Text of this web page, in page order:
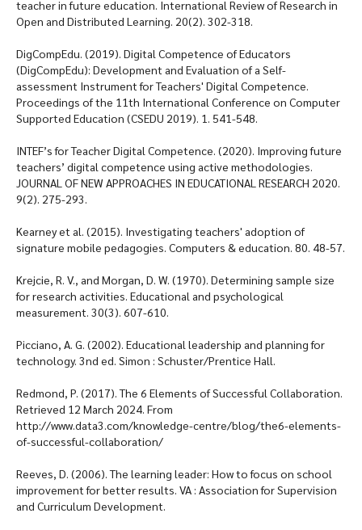
teacher in future education. International Review of Research in
Open and Distributed Learning. 20(2). 302-318.
DigCompEdu. (2019). Digital Competence of Educators
(DigCompEdu): Development and Evaluation of a Self-
assessment Instrument for Teachers' Digital Competence.
Proceedings of the 11th International Conference on Computer
Supported Education (CSEDU 2019). 1. 541-548.
INTEF’s for Teacher Digital Competence. (2020). Improving future
teachers’ digital competence using active methodologies.
JOURNAL OF NEW APPROACHES IN EDUCATIONAL RESEARCH 2020.
9(2). 275-293.
Kearney et al. (2015). Investigating teachers' adoption of
signature mobile pedagogies. Computers & education. 80. 48-57.
Krejcie, R. V., and Morgan, D. W. (1970). Determining sample size
for research activities. Educational and psychological
measurement. 30(3). 607-610.
Picciano, A. G. (2002). Educational leadership and planning for
technology. 3nd ed. Simon : Schuster/Prentice Hall.
Redmond, P. (2017). The 6 Elements of Successful Collaboration.
Retrieved 12 March 2024. From
http://www.data3.com/knowledge-centre/blog/the6-elements-
of-successful-collaboration/
Reeves, D. (2006). The learning leader: How to focus on school
improvement for better results. VA : Association for Supervision
and Curriculum Development.